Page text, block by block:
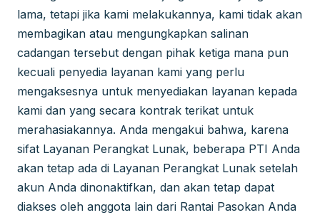
lama, tetapi jika kami melakukannya, kami tidak akan
membagikan atau mengungkapkan salinan
cadangan tersebut dengan pihak ketiga mana pun
kecuali penyedia layanan kami yang perlu
mengaksesnya untuk menyediakan layanan kepada
kami dan yang secara kontrak terikat untuk
merahasiakannya. Anda mengakui bahwa, karena
sifat Layanan Perangkat Lunak, beberapa PTI Anda
akan tetap ada di Layanan Perangkat Lunak setelah
akun Anda dinonaktifkan, dan akan tetap dapat
diakses oleh anggota lain dari Rantai Pasokan Anda